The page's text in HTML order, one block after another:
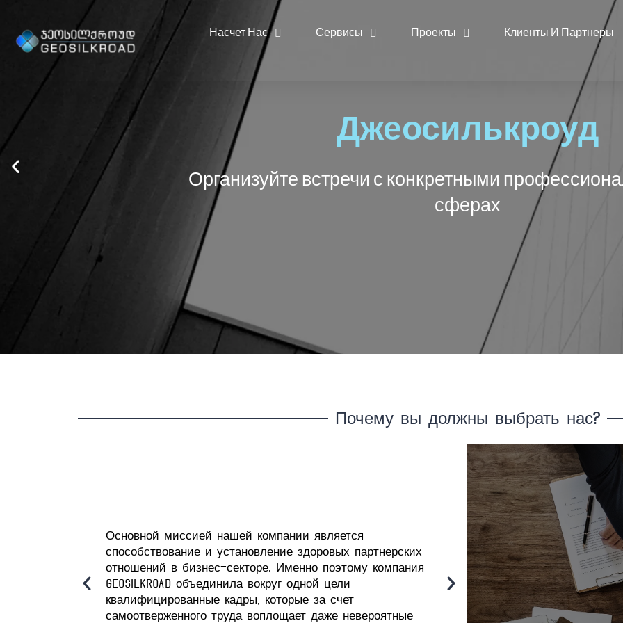
Насчет Нас Сервисы Проекты Клиенты И Партнеры
Джеосилькроуд
Организуйте встречи с конкретными
сферах
Почему вы должны выбрать нас?
Основной миссией нашей компании является
способствование и установление здоровых партнерских
отношений в бизнес-секторе. Именно поэтому компания
GEOSILKROAD объединила вокруг одной цели
квалифицированные кадры, которые за счет
самоотверженного труда воплощает даже невероятные
Помимо постоянных
со специально
которые следят за